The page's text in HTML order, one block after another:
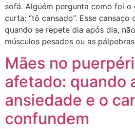
sofá. Alguém pergunta como foi o
curta: “tô cansado”. Esse cansaço
quando se repete dia após dia,
músculos pesados ou as
Mães no
afetado: quando
ansiedade e o
confundem